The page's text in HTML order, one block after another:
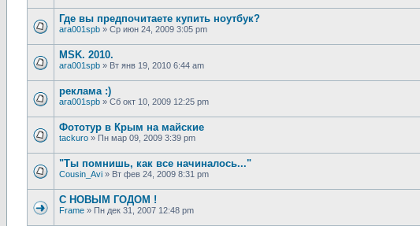
Где вы предпочитаете купить ноутбук?
ara001spb » Ср июн 24, 2009 3:05 pm
MSK. 2010.
ara001spb » Вт янв 19, 2010 6:44 am
реклама :)
ara001spb » Сб окт 10, 2009 12:25 pm
Фототур в Крым на майские
tackuro » Пн мар 09, 2009 3:39 pm
"Ты помнишь, как все начиналось..."
Cousin_Avi » Вт фев 24, 2009 8:31 pm
С НОВЫМ ГОДОМ !
Frame » Пн дек 31, 2007 12:48 pm